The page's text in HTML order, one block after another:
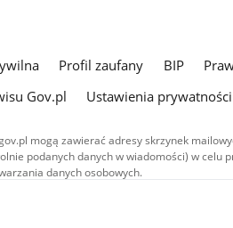
Profil zaufany BIP
Gov.pl
Ustawienia prywatności
mogą zawierać adresy skrzynek
podanych danych w wiadomości) w celu
danych osobowych.
w serwisie (z wyłączeniem treści
typu Creative Commons: uznanie